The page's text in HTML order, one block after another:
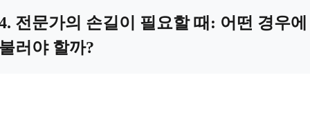
전문가의 손길이 필요할 때: 어떤 경우에
러야 할까?